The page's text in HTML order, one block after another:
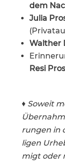
dem
Julia
Walther
Resi
♦ Soweit
rungen in
ligen
migt oder